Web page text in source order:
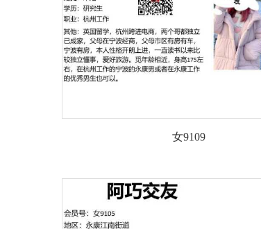
女9109